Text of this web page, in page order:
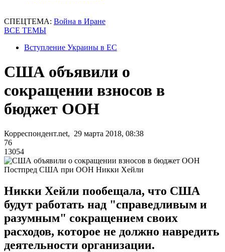
СПЕЦТЕМА: Война в Иране
ВСЕ ТЕМЫ
Вступление Украины в ЕС
США объявили о
сокращении взносов в
бюджет ООН
Корреспондент.net, 29 марта 2018, 08:38
76
13054
Постпред США при ООН Никки Хейли
Никки Хейли пообещала, что США
будут работать над "справедливым и
разумным" сокращением своих
расходов, которое не должно навредить
деятельности организации.